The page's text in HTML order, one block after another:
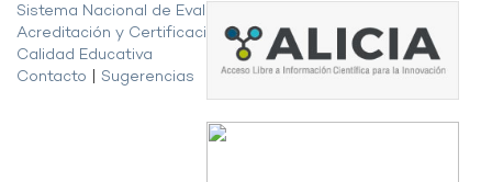
Sistema Nacional de Evaluación,
Acreditación y Certificación de la
Calidad Educativa
Contacto
Sugerencias